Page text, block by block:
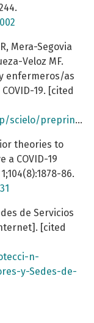
Mera-Segovia
Veloz MF.
enfermeros/as
19. [cited
preprint/view/708
theories to
COVID-19
86.
de Servicios
[cited
n-
y-Sedes-de-